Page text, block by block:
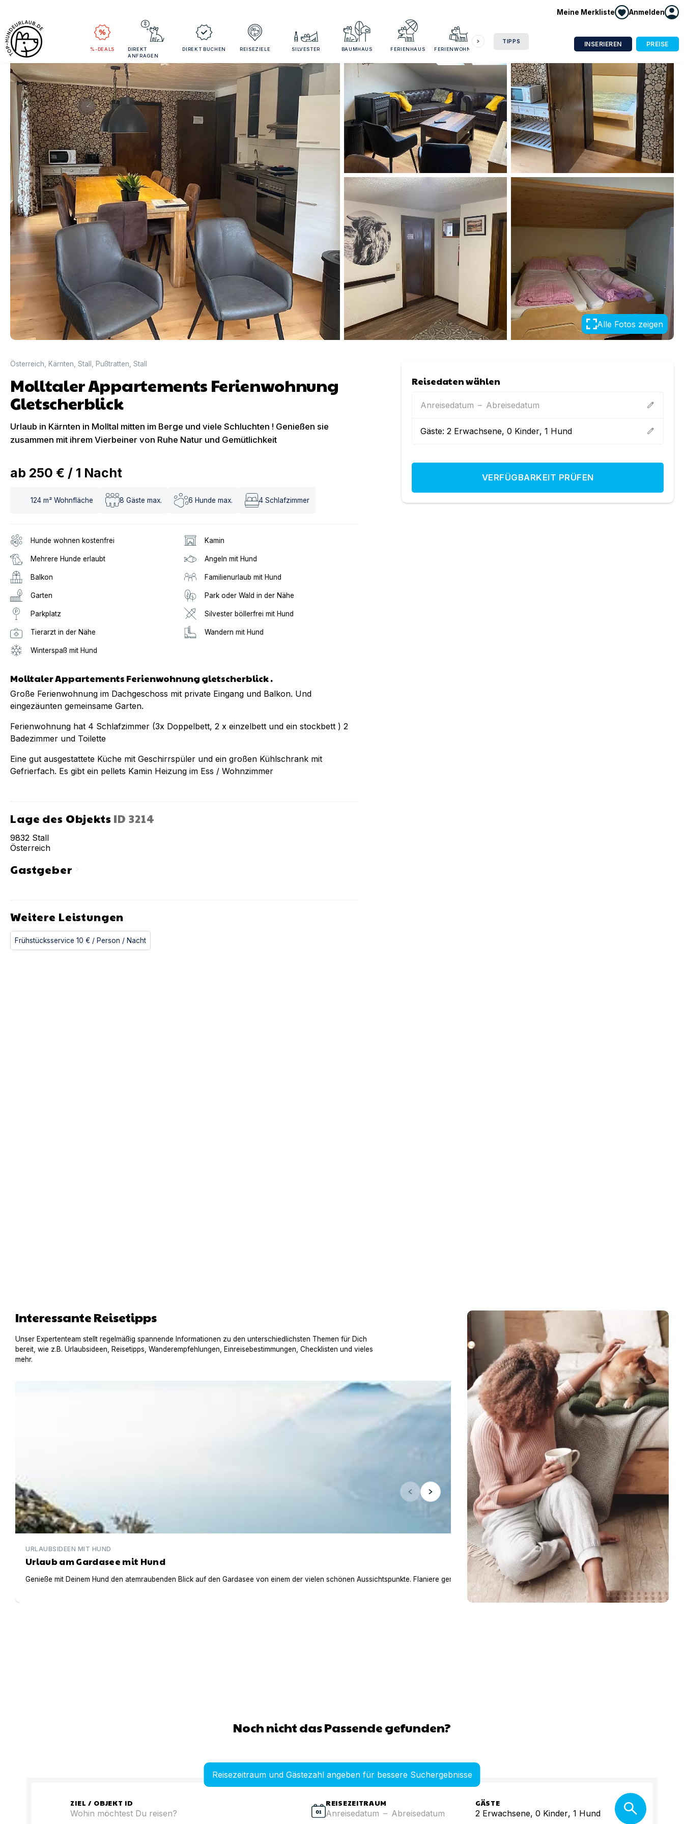
Meine Merkliste Anmelden
%-DEALS
DIREKT
ANFRAGEN
DIREKT BUCHEN REISEZIELE SILVESTER BAUMHAUS FERIENHAUS FERIENWOHNUNG
TIPPS INSERIEREN PREISE
Alle Fotos zeigen
Österreich Kärnten Stall Pußtratten Stall
Molltaler Appartements Ferienwohnung
Gletscherblick
Urlaub in Kärnten in Molltal mitten im Berge und viele Schluchten ! Genießen sie
zusammen mit ihrem Vierbeiner von Ruhe Natur und Gemütlichkeit
ab 250 € / 1 Nacht
124 m² Wohnfläche 8 Gäste max. 6 Hunde max. 4 Schlafzimmer
Hunde wohnen kostenfrei Kamin
Mehrere Hunde erlaubt Angeln mit Hund
Balkon Familienurlaub mit Hund
Garten Park oder Wald in der Nähe
Parkplatz Silvester böllerfrei mit Hund
Tierarzt in der Nähe Wandern mit Hund
Winterspaß mit Hund
Molltaler Appartements Ferienwohnung gletscherblick .
Große Ferienwohnung im Dachgeschoss mit private Eingang und Balkon. Und
eingezäunten gemeinsame Garten.
Ferienwohnung hat 4 Schlafzimmer (3x Doppelbett, 2 x einzelbett und ein stockbett ) 2
Badezimmer und Toilette
Eine gut ausgestattete Küche mit Geschirrspüler und ein großen Kühlschrank mit
Gefrierfach. Es gibt ein pellets Kamin Heizung im Ess / Wohnzimmer
Lage des Objekts ID3214
9832 Stall
Österreich
Gastgeberchevron_right
Weitere Leistungen
Frühstücksservice 10 € / Person / Nacht
Reisedaten wählen
Anreisedatum – Abreisedatum edit
Gäste:2 Erwachsene,0 Kinder,1 Hund edit
VERFÜGBARKEIT PRÜFEN
Interessante Reisetipps
Unser Expertenteam stellt regelmäßig spannende Informationen zu den unterschiedlichsten Themen für Dich
bereit, wie z.B. Urlaubsideen, Reisetipps, Wanderempfehlungen, Einreisebestimmungen, Checklisten und vieles
mehr.
URLAUBSIDEEN MIT HUND
Urlaub am Gardasee mit Hund
Genieße mit Deinem Hund den atemraubenden Blick auf den Gardasee von einem der vielen schönen Aussichtspunkte. Flaniere gemütlich bei Abendstimmung mit einem Eis in der Hand am Ufer entlang.
Noch nicht das Passende gefunden?
Reisezeitraum und Gästezahl angeben für bessere Suchergebnisse
ZIEL / OBJEKT ID REISEZEITRAUM
Anreisedatum – Abreisedatum
GÄSTE
2 Erwachsene, 0 Kinder, 1 Hund